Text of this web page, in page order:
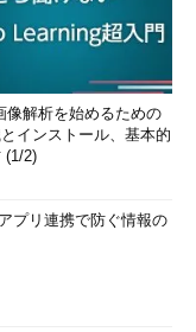
像解析を始めるための
インストール、基本的
(1/2)
プリ連携で防ぐ情報の